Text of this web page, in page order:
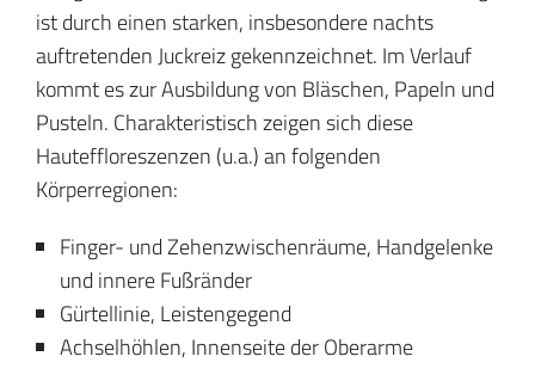
ist durch einen starken, insbesondere nachts
auftretenden Juckreiz gekennzeichnet. Im Verlauf
kommt es zur Ausbildung von Bläschen, Papeln und
Pusteln. Charakteristisch zeigen sich diese
Hauteffloreszenzen (u.a.) an folgenden
Körperregionen:
Finger- und Zehenzwischenräume, Handgelenke
und innere Fußränder
Gürtellinie, Leistengegend
Achselhöhlen, Innenseite der Oberarme